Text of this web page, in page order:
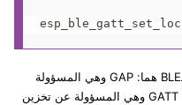
أكثر طبقتين ذات أهميّة لمعظم مطوري الـBLE هما: GAP وهي المسؤولة
بشكل أساسي عن البث و الإعلان ، وطبقة GATT وهي المسؤولة عن تخزين